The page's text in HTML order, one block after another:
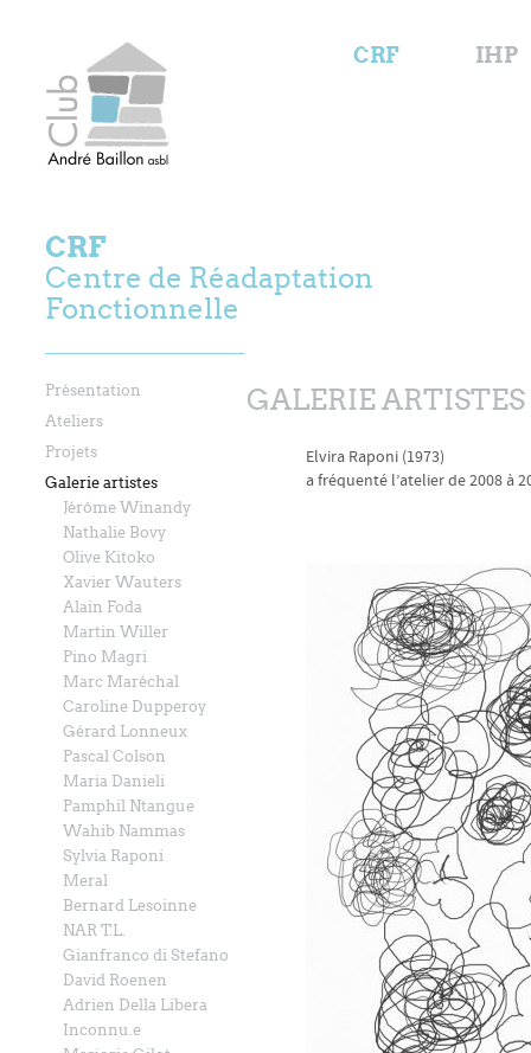
CRF IHP
CRF
Centre de Réadaptation
Fonctionnelle
Présentation
Ateliers
Projets
Galerie artistes
Jérôme Winandy
Nathalie Bovy
Olive Kitoko
Xavier Wauters
Alain Foda
Martin Willer
Pino Magri
Marc Maréchal
Caroline Dupperoy
Gérard Lonneux
Pascal Colson
Maria Danieli
Pamphil Ntangue
Wahib Nammas
Sylvia Raponi
Meral
Bernard Lesoinne
NAR T.L.
Gianfranco di Stefano
David Roenen
Adrien Della Libera
Inconnu.e
GALERIE ARTISTES
Elvira Raponi (1973)
a fréquenté l’atelier de 2008 à